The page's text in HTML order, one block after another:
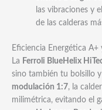
las vibraciones y
de las calderas
Eficiencia Energética A+
La Ferroli BlueHelix
sino también tu bolsillo
modulación 1:7, la
milimétrica, evitando el